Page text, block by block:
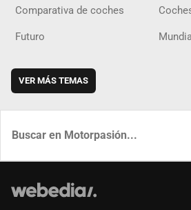
Comparativa de coches
Futuro
VER MÁS TEMAS